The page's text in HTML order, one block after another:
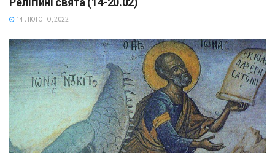
14 ЛЮТОГО, 2022